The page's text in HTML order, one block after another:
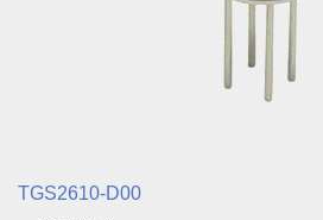
TGS2610-D00